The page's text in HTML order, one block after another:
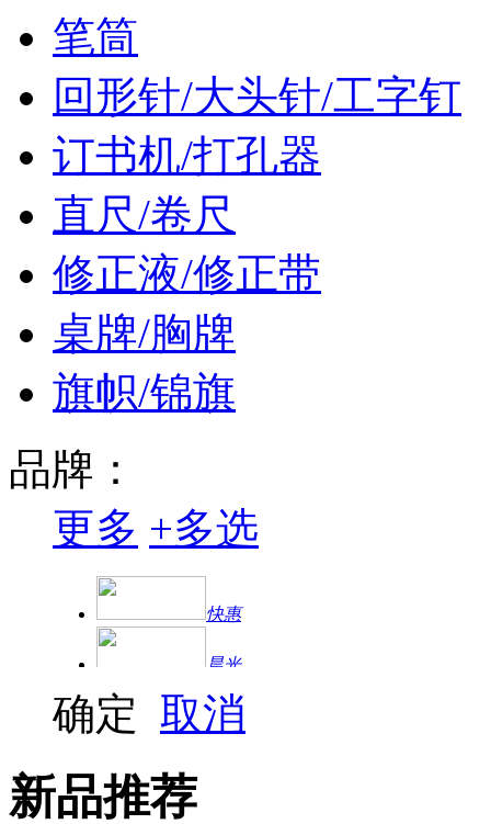
笔筒
回形针/大头针/工字钉
订书机/打孔器
直尺/卷尺
修正液/修正带
桌牌/胸牌
旗帜/锦旗
品牌：
更多 +多选
快惠
晨光
南孚
确定 取消
新品推荐